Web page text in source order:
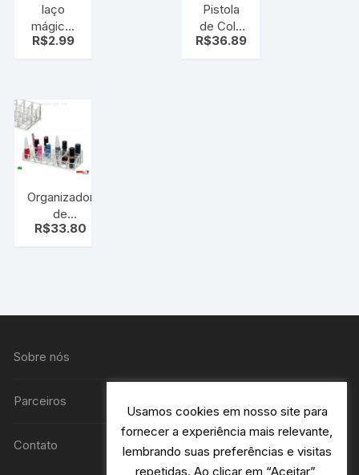
laço
mágico,
laço fácil,
R$2.99
Pistola
de Cola
Quente
R$36.89
Organizador
de
Cosméticos
baton
R$33.80
Sobre nós
Parceiros
Contato
Usamos cookies em nosso site para
fornecer a experiência mais relevante,
lembrando suas preferências e visitas
repetidas. Ao clicar em “Aceitar”,